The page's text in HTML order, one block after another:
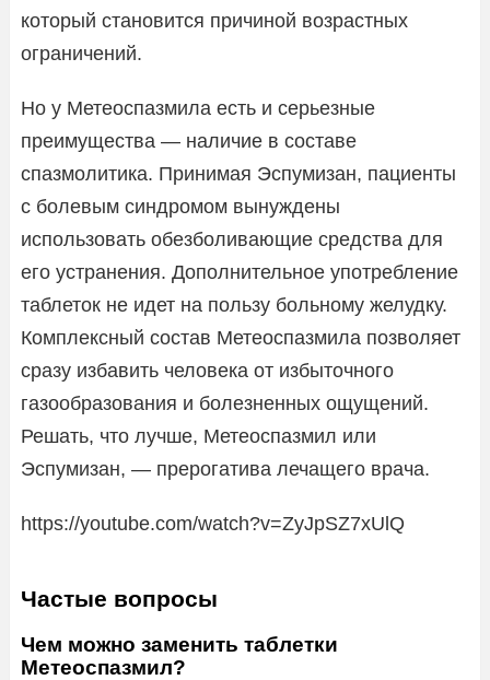
который становится причиной возрастных
ограничений.
Но у Метеоспазмила есть и серьезные
преимущества — наличие в составе
спазмолитика. Принимая Эспумизан, пациенты
с болевым синдромом вынуждены
использовать обезболивающие средства для
его устранения. Дополнительное употребление
таблеток не идет на пользу больному желудку.
Комплексный состав Метеоспазмила позволяет
сразу избавить человека от избыточного
газообразования и болезненных ощущений.
Решать, что лучше, Метеоспазмил или
Эспумизан, — прерогатива лечащего врача.
https://youtube.com/watch?v=ZyJpSZ7xUlQ
Частые вопросы
Чем можно заменить таблетки
Метеоспазмил?